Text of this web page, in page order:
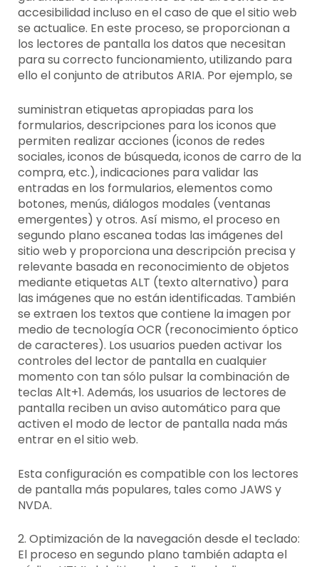
accesibilidad incluso en el caso de que el sitio web
se actualice. En este proceso, se proporcionan a
los lectores de pantalla los datos que necesitan
para su correcto funcionamiento, utilizando para
ello el conjunto de atributos ARIA. Por ejemplo, se
suministran etiquetas apropiadas para los
formularios, descripciones para los iconos que
permiten realizar acciones (iconos de redes
sociales, iconos de búsqueda, iconos de carro de la
compra, etc.), indicaciones para validar las
entradas en los formularios, elementos como
botones, menús, diálogos modales (ventanas
emergentes) y otros. Así mismo, el proceso en
segundo plano escanea todas las imágenes del
sitio web y proporciona una descripción precisa y
relevante basada en reconocimiento de objetos
mediante etiquetas ALT (texto alternativo) para
las imágenes que no están identificadas. También
se extraen los textos que contiene la imagen por
medio de tecnología OCR (reconocimiento óptico
de caracteres). Los usuarios pueden activar los
controles del lector de pantalla en cualquier
momento con tan sólo pulsar la combinación de
teclas Alt+1. Además, los usuarios de lectores de
pantalla reciben un aviso automático para que
activen el modo de lector de pantalla nada más
entrar en el sitio web.
Esta configuración es compatible con los lectores
de pantalla más populares, tales como JAWS y
NVDA.
2. Optimización de la navegación desde el teclado:
El proceso en segundo plano también adapta el